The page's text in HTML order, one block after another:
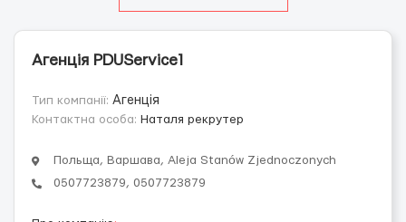
Агенція PDUService1
Тип компанії: Агенція
Контактна особа: Наталя рекрутер
Польща, Варшава, Aleja Stanów Zjednoczonych
0507723879, 0507723879